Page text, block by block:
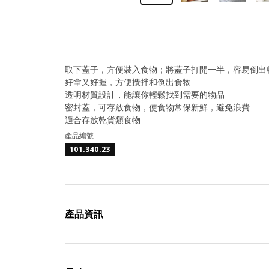
取下蓋子，方便裝入食物；將蓋子打開一半，容易倒出
好拿又好握，方便攪拌和倒出食物
透明材質設計，能讓你輕鬆找到需要的物品
密封蓋，可存放食物，使食物常保新鮮，避免浪費
適合存放乾貨類食物
產品編號
101.340.23
產品資訊